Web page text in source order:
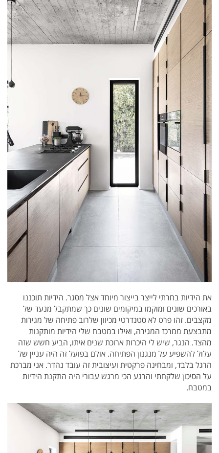
את הידיות בחרתי לייצר בייצור מיוחד אצל מסגר. הידיות תוכננו
באורכים שונים ומוקמו במיקומים שונים כך שמתקבל מנעד של
מקצבים. זהו פרט לא סטנדרטי מכיוון שלרוב פתיחה של מגירות
מתבצעת ממרכז המגירה, ואילו במטבח שלי הידיות מותקנות
מהצד. הנגר, שיש לי היכרות ארוכת שנים איתו, הביע חשש שזה
עלול להשפיע על מנגנון הפתיחה. אולם בפועל זה היה עניין של
הרגל בלבד, ומבחינה פרקטית ועיצובית זה עובד נהדר. אני מברכת
על הסיכון שלקחתי והרגע הכי מרגש עבורי היה התקנת הידיות
במטבח.